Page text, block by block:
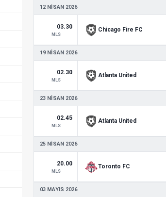
12 NISAN 2026
03.30
MLS
Chicago Fire FC
19 NISAN 2026
02.30
MLS
Atlanta United
23 NISAN 2026
02.45
MLS
Atlanta United
25 NISAN 2026
20.00
MLS
Toronto FC
03 MAYIS 2026